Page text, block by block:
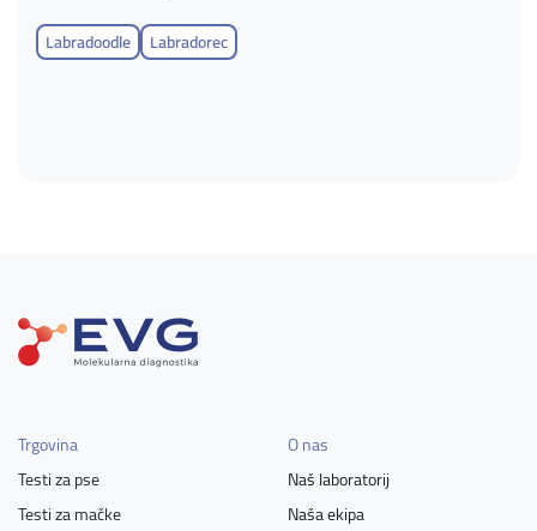
Labradoodle Labradorec
Trgovina
Testi za pse
Testi za mačke
O nas
Naš laboratorij
Naša ekipa